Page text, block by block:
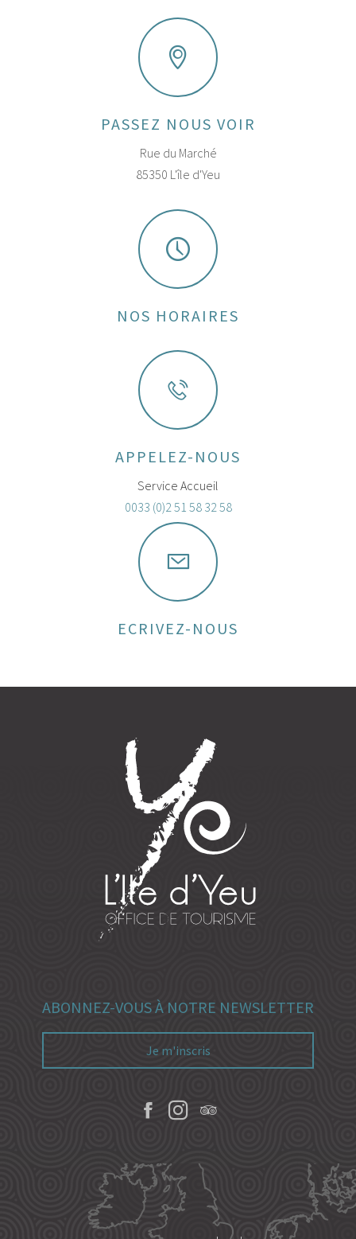
PASSEZ NOUS VOIR
Rue du Marché
85350 L'île d'Yeu
NOS HORAIRES
APPELEZ-NOUS
Service Accueil
0033 (0)2 51 58 32 58
ECRIVEZ-NOUS
ABONNEZ-VOUS À NOTRE NEWSLETTER
Je m'inscris